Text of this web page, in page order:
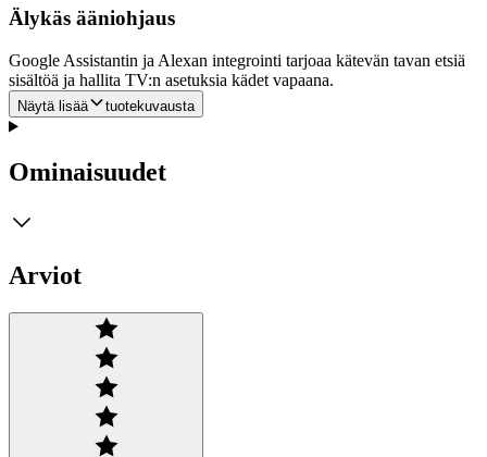
Älykäs ääniohjaus
Google Assistantin ja Alexan integrointi tarjoaa kätevän tavan etsiä
sisältöä ja hallita TV:n asetuksia kädet vapaana.
Näytä lisää tuotekuvausta
Ominaisuudet
Arviot